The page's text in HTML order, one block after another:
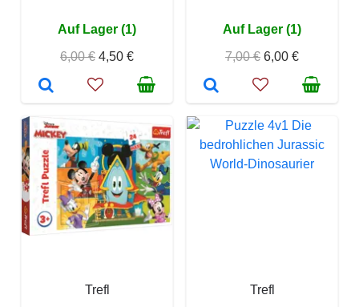
Auf Lager (1)
6,00 € 4,50 €
Auf Lager (1)
7,00 € 6,00 €
Trefl
Trefl